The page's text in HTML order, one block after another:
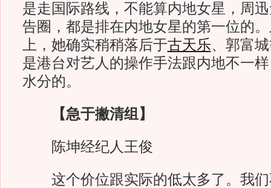
是走国际路线，不能算内地女星，周
告圈，都是排在内地女星的第一位的
上，她确实稍稍落后于古天乐、郭富
是港台对艺人的操作手法跟内地不一
水分的。
【急于撇清组】
陈坤经纪人王俊
这个价位跟实际的低太多了。我们